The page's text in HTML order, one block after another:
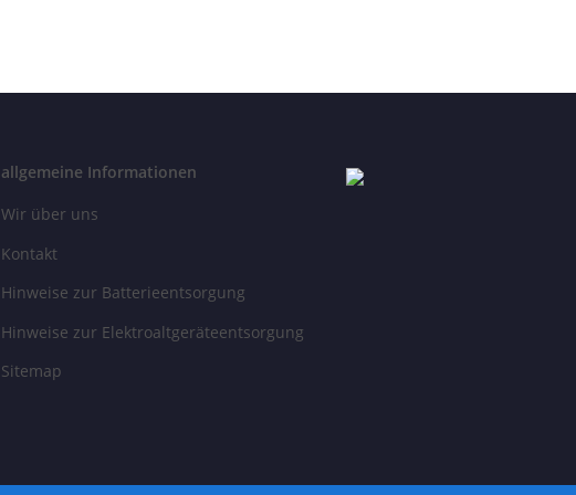
allgemeine Informationen
Wir über uns
Kontakt
Hinweise zur Batterieentsorgung
Hinweise zur Elektroaltgeräteentsorgung
Sitemap